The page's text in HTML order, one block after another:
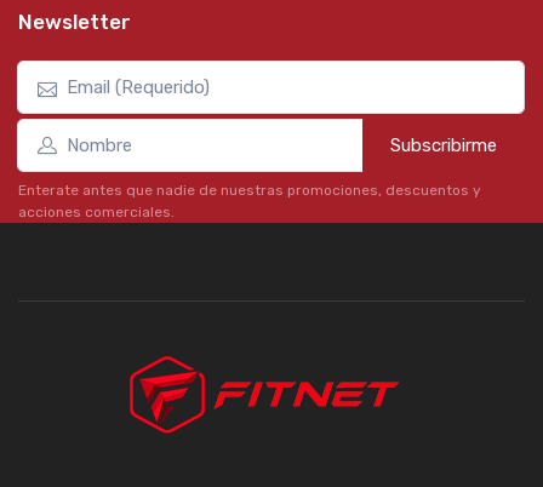
Newsletter
Subscribirme
Enterate antes que nadie de nuestras promociones, descuentos y
acciones comerciales.